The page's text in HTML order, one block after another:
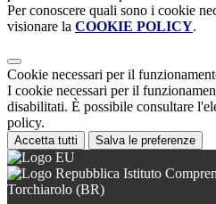
Per conoscere quali sono i cookie
visionare la COOKIE POLICY.
Cookie necessari per il
I cookie necessari per il
disabilitati. È possibile consultare
policy.
Accetta tutti Salva le preferenze
Istituto
Torchiarolo (BR)